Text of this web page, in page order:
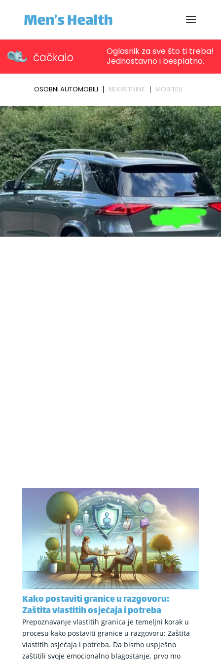
Kako postaviti granice u razgovoru:
Zaštita vlastitih osjećaja i potreba
Prepoznavanje vlastitih granica je temeljni korak u
procesu kako postaviti granice u razgovoru: Zaštita
vlastitih osjećaja i potreba. Da bismo uspješno
zaštitili svoje emocionalno blagostanje, prvo mo